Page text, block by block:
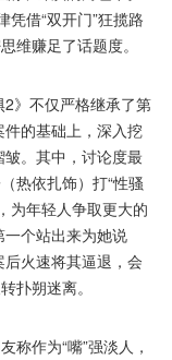
凭借“双开门”狂揽路
维赚足了话题度。
》不仅严格继承了第
的基础上，深入挖
。其中，讨论度最
热依扎饰）打“性骚
为年轻人争取更大的
个站出来为她说
火速将其逼退，会
扑朔迷离。
作为“嘴”强淡人，